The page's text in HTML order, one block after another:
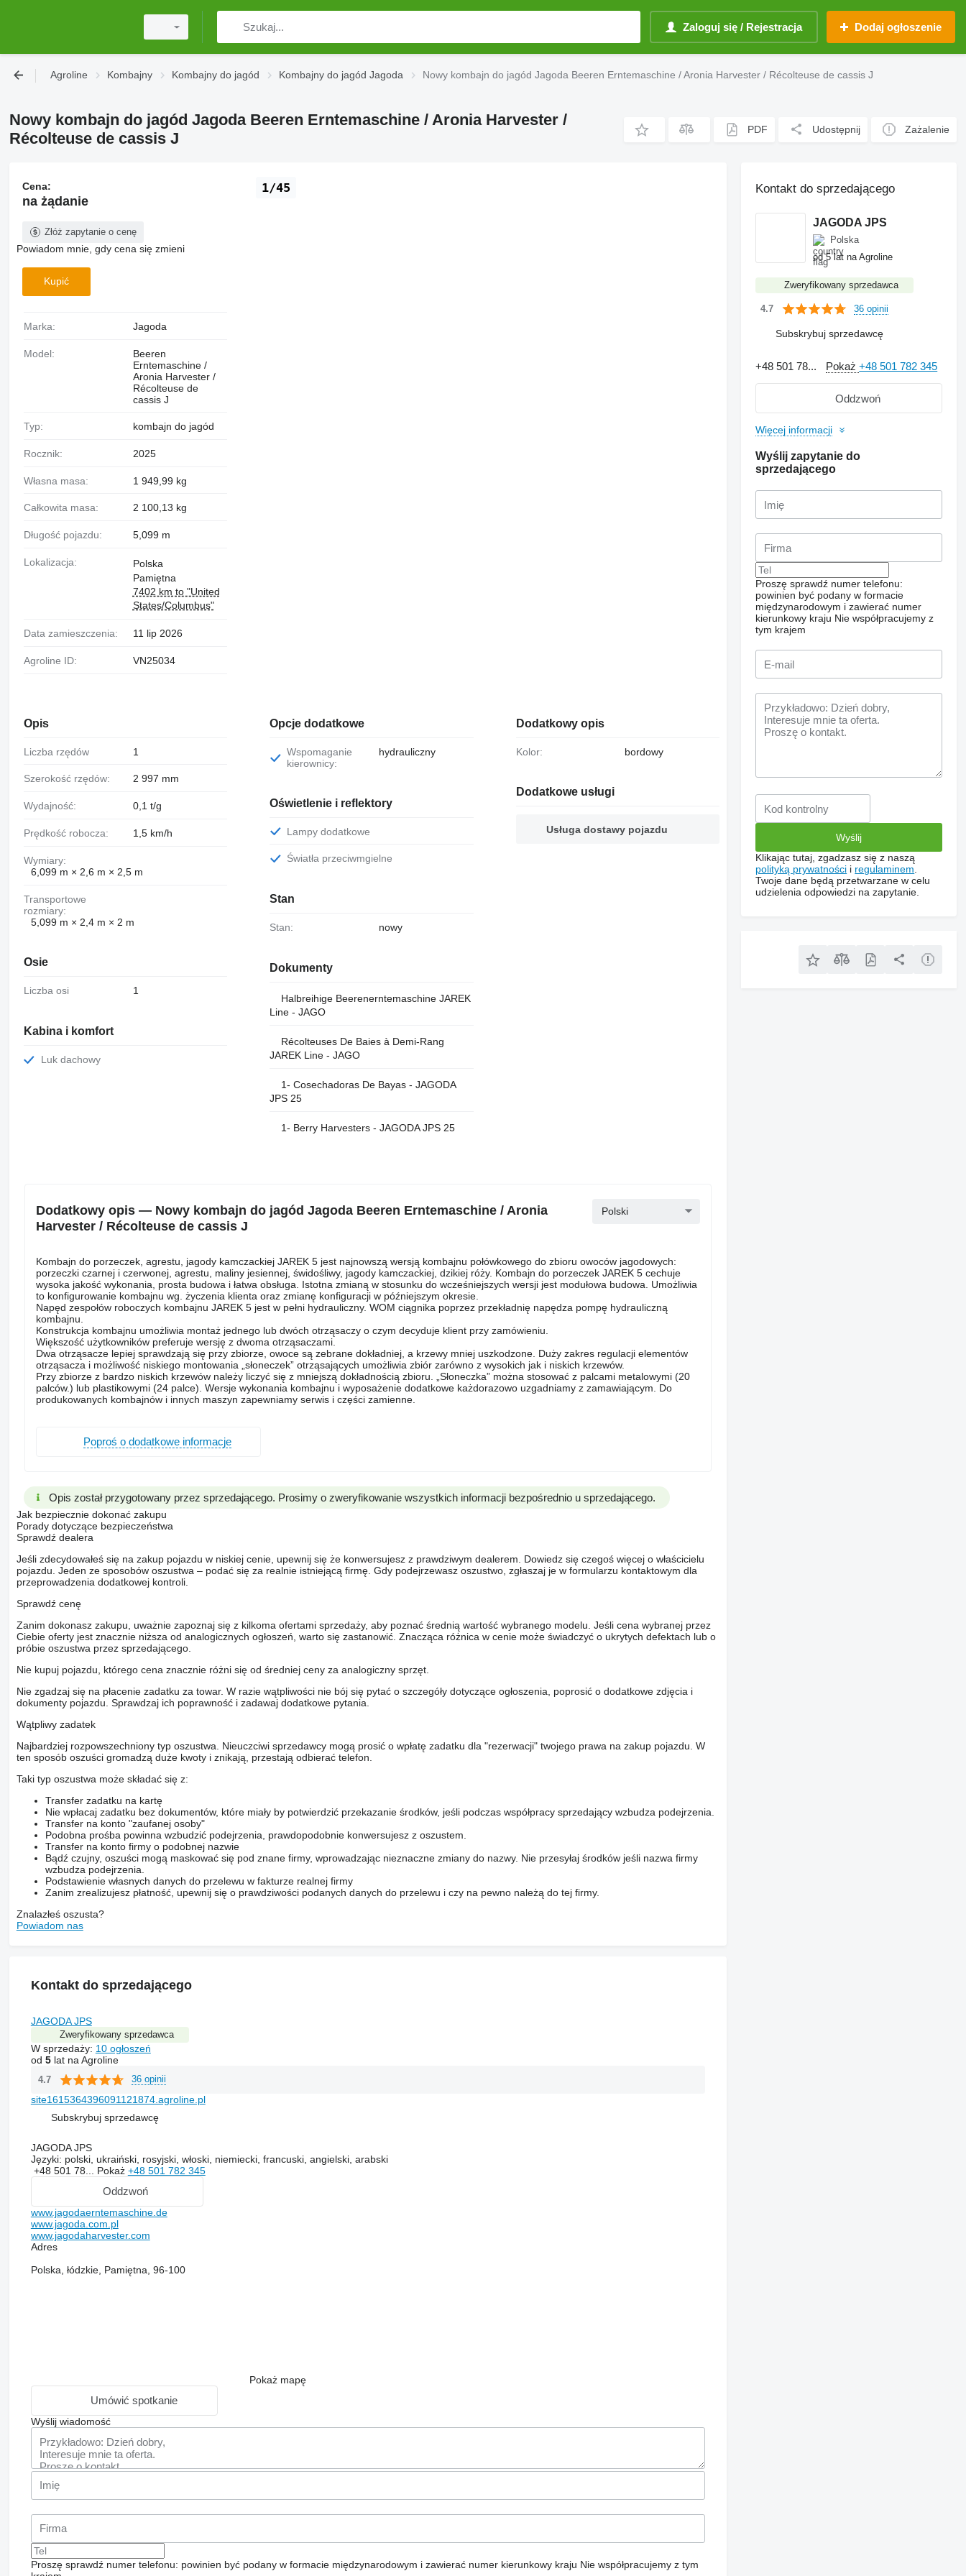
Zaloguj się / Rejestracja Dodaj ogłoszenie
Agroline Kombajny Kombajny do jagód Kombajny do jagód Jagoda Nowy kombajn do jagód Jagoda Beeren Erntemaschine / Aronia Harvester / Récolteuse de cassis J
Nowy kombajn do jagód Jagoda Beeren Erntemaschine / Aronia Harvester /
Récolteuse de cassis J
PDF Udostępnij Zażalenie
1/45
Cena:
na żądanie
Złóż zapytanie o cenę
Powiadom mnie, gdy cena się zmieni
Kupić
Marka: Jagoda
Model:
Beeren
Erntemaschine /
Aronia Harvester /
Récolteuse de
cassis J
Typ: kombajn do jagód
Rocznik: 2025
Własna masa: 1 949,99 kg
Całkowita masa: 2 100,13 kg
Długość pojazdu: 5,099 m
Lokalizacja:
Polska
Pamiętna
7402 km to "United
States/Columbus"
Data zamieszczenia: 11 lip 2026
Agroline ID: VN25034
Opis
Liczba rzędów 1
Szerokość rzędów: 2 997 mm
Wydajność: 0,1 t/g
Prędkość robocza: 1,5 km/h
Wymiary:
6,099 m × 2,6 m × 2,5 m
Transportowe
rozmiary:
5,099 m × 2,4 m × 2 m
Osie
Liczba osi 1
Kabina i komfort
Luk dachowy
Opcje dodatkowe
Wspomaganie
kierownicy:
hydrauliczny
Oświetlenie i reflektory
Lampy dodatkowe
Światła przeciwmgielne
Stan
Stan: nowy
Dokumenty
Halbreihige Beerenerntemaschine JAREK
Line - JAGO
Récolteuses De Baies à Demi-Rang
JAREK Line - JAGO
1- Cosechadoras De Bayas - JAGODA
JPS 25
1- Berry Harvesters - JAGODA JPS 25
Dodatkowy opis
Kolor: bordowy
Dodatkowe usługi
Usługa dostawy pojazdu
Dodatkowy opis — Nowy kombajn do jagód Jagoda Beeren Erntemaschine / Aronia
Harvester / Récolteuse de cassis J
Polski
Kombajn do porzeczek, agrestu, jagody kamczackiej JAREK 5 jest najnowszą wersją kombajnu połówkowego do zbioru owoców jagodowych:
porzeczki czarnej i czerwonej, agrestu, maliny jesiennej, świdośliwy, jagody kamczackiej, dzikiej róży. Kombajn do porzeczek JAREK 5 cechuje
wysoka jakość wykonania, prosta budowa i łatwa obsługa. Istotna zmianą w stosunku do wcześniejszych wersji jest modułowa budowa. Umożliwia
to konfigurowanie kombajnu wg. życzenia klienta oraz zmianę konfiguracji w późniejszym okresie.
Napęd zespołów roboczych kombajnu JAREK 5 jest w pełni hydrauliczny. WOM ciągnika poprzez przekładnię napędza pompę hydrauliczną
kombajnu.
Konstrukcja kombajnu umożliwia montaż jednego lub dwóch otrząsaczy o czym decyduje klient przy zamówieniu.
Większość użytkowników preferuje wersję z dwoma otrząsaczami.
Dwa otrząsacze lepiej sprawdzają się przy zbiorze, owoce są zebrane dokładniej, a krzewy mniej uszkodzone. Duży zakres regulacji elementów
otrząsacza i możliwość niskiego montowania „słoneczek” otrząsających umożliwia zbiór zarówno z wysokich jak i niskich krzewów.
Przy zbiorze z bardzo niskich krzewów należy liczyć się z mniejszą dokładnością zbioru. „Słoneczka” można stosować z palcami metalowymi (20
palców.) lub plastikowymi (24 palce). Wersje wykonania kombajnu i wyposażenie dodatkowe każdorazowo uzgadniamy z zamawiającym. Do
produkowanych kombajnów i innych maszyn zapewniamy serwis i części zamienne.
Poproś o dodatkowe informacje
Opis został przygotowany przez sprzedającego. Prosimy o zweryfikowanie wszystkich informacji bezpośrednio u sprzedającego.
Jak bezpiecznie dokonać zakupu
Porady dotyczące bezpieczeństwa
Sprawdź dealera
Jeśli zdecydowałeś się na zakup pojazdu w niskiej cenie, upewnij się że konwersujesz z prawdziwym dealerem. Dowiedz się czegoś więcej o właścicielu
pojazdu. Jeden ze sposobów oszustwa – podać się za realnie istniejącą firmę. Gdy podejrzewasz oszustwo, zgłaszaj je w formularzu kontaktowym dla
przeprowadzenia dodatkowej kontroli.
Sprawdź cenę
Zanim dokonasz zakupu, uważnie zapoznaj się z kilkoma ofertami sprzedaży, aby poznać średnią wartość wybranego modelu. Jeśli cena wybranej przez
Ciebie oferty jest znacznie niższa od analogicznych ogłoszeń, warto się zastanowić. Znacząca różnica w cenie może świadczyć o ukrytych defektach lub o
próbie oszustwa przez sprzedającego.
Nie kupuj pojazdu, którego cena znacznie różni się od średniej ceny za analogiczny sprzęt.
Nie zgadzaj się na płacenie zadatku za towar. W razie wątpliwości nie bój się pytać o szczegóły dotyczące ogłoszenia, poprosić o dodatkowe zdjęcia i
dokumenty pojazdu. Sprawdzaj ich poprawność i zadawaj dodatkowe pytania.
Wątpliwy zadatek
Najbardziej rozpowszechniony typ oszustwa. Nieuczciwi sprzedawcy mogą prosić o wpłatę zadatku dla "rezerwacji" twojego prawa na zakup pojazdu. W
ten sposób oszuści gromadzą duże kwoty i znikają, przestają odbierać telefon.
Taki typ oszustwa może składać się z:
Transfer zadatku na kartę
Nie wpłacaj zadatku bez dokumentów, które miały by potwierdzić przekazanie środków, jeśli podczas współpracy sprzedający wzbudza podejrzenia.
Transfer na konto "zaufanej osoby"
Podobna prośba powinna wzbudzić podejrzenia, prawdopodobnie konwersujesz z oszustem.
Transfer na konto firmy o podobnej nazwie
Bądź czujny, oszuści mogą maskować się pod znane firmy, wprowadzając nieznaczne zmiany do nazwy. Nie przesyłaj środków jeśli nazwa firmy
wzbudza podejrzenia.
Podstawienie własnych danych do przelewu w fakturze realnej firmy
Zanim zrealizujesz płatność, upewnij się o prawdziwości podanych danych do przelewu i czy na pewno należą do tej firmy.
Znalazłeś oszusta?
Powiadom nas
Kontakt do sprzedającego
JAGODA JPS
Zweryfikowany sprzedawca
W sprzedaży: 10 ogłoszeń
od 5lat na Agroline
4.7 36 opinii
site1615364396091121874.agroline.pl
Subskrybuj sprzedawcę
JAGODA JPS
Języki: polski, ukraiński, rosyjski, włoski, niemiecki, francuski, angielski, arabski
+48 501 78... Pokaż +48 501 782 345
Oddzwoń
www.jagodaerntemaschine.de
www.jagoda.com.pl
www.jagodaharvester.com
Adres
Polska, łódzkie, Pamiętna, 96-100
Pokaż mapę
Umówić spotkanie
Wyślij wiadomość
Proszę sprawdź numer telefonu: powinien być podany w formacie międzynarodowym i zawierać numer kierunkowy kraju Nie współpracujemy z tym
Kontakt do sprzedającego
JAGODA JPS
Polska
od 5 lat na Agroline
Zweryfikowany sprzedawca
4.7 36 opinii
Subskrybuj sprzedawcę
+48 501 78... Pokaż+48 501 782 345
Oddzwoń
Więcej informacji
Wyślij zapytanie do
sprzedającego
Proszę sprawdź numer telefonu:
powinien być podany w formacie
międzynarodowym i zawierać numer
kierunkowy kraju Nie współpracujemy z
tym krajem
Klikając tutaj, zgadzasz się z naszą
polityką prywatności i regulaminem
Twoje dane będą przetwarzane w celu
udzielenia odpowiedzi na zapytanie.